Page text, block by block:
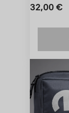
32,00 €
Price
32,00
€
Quantity
to:
1